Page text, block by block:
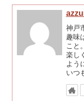
神戸
趣味
こと。
楽し
よう
いつ